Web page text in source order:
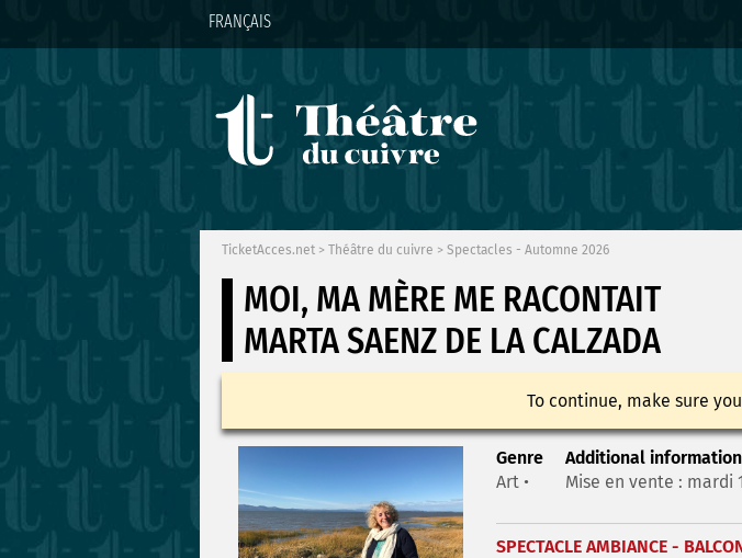
FRANÇAIS
TicketAcces.net > Théâtre du cuivre > Spectacles - Automne 2026
MOI, MA MÈRE ME RACONTAIT
MARTA SAENZ DE LA CALZADA
To continue, make sure
Genre
Art •
Additional information
Mise en vente : mardi
SPECTACLE AMBIANCE -